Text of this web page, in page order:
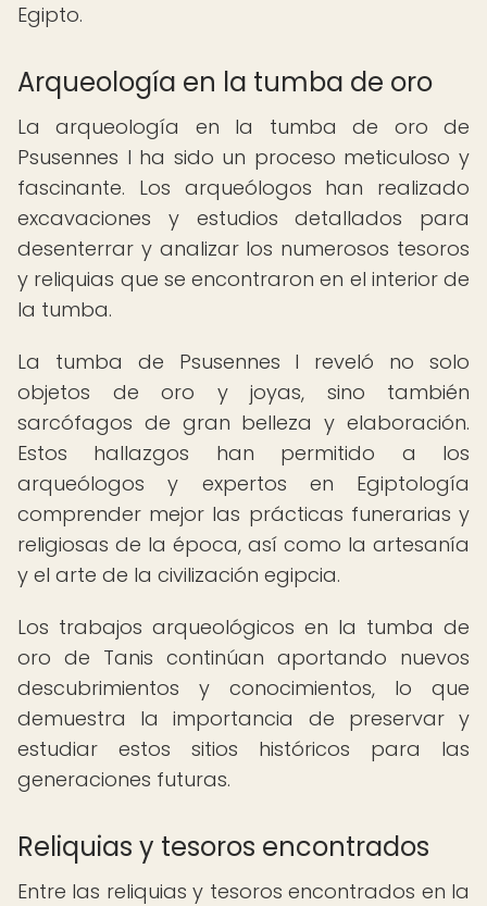
Egipto.
Arqueología en la tumba de oro
La arqueología en la tumba de oro de
Psusennes I ha sido un proceso meticuloso y
fascinante. Los arqueólogos han realizado
excavaciones y estudios detallados para
desenterrar y analizar los numerosos tesoros
y reliquias que se encontraron en el interior de
la tumba.
La tumba de Psusennes I reveló no solo
objetos de oro y joyas, sino también
sarcófagos de gran belleza y elaboración.
Estos hallazgos han permitido a los
arqueólogos y expertos en Egiptología
comprender mejor las prácticas funerarias y
religiosas de la época, así como la artesanía
y el arte de la civilización egipcia.
Los trabajos arqueológicos en la tumba de
oro de Tanis continúan aportando nuevos
descubrimientos y conocimientos, lo que
demuestra la importancia de preservar y
estudiar estos sitios históricos para las
generaciones futuras.
Reliquias y tesoros encontrados
Entre las reliquias y tesoros encontrados en la